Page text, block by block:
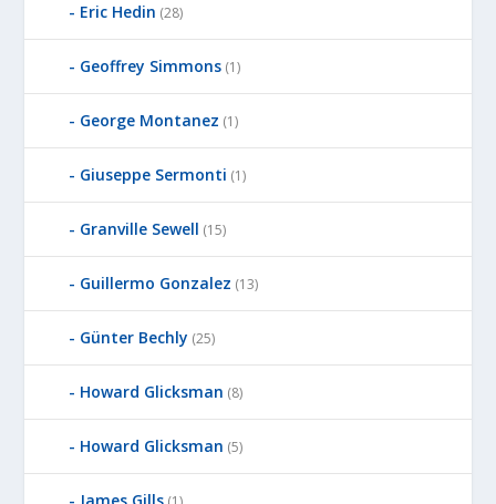
Eric Hedin (28)
Geoffrey Simmons (1)
George Montanez (1)
Giuseppe Sermonti (1)
Granville Sewell (15)
Guillermo Gonzalez (13)
Günter Bechly (25)
Howard Glicksman (8)
Howard Glicksman (5)